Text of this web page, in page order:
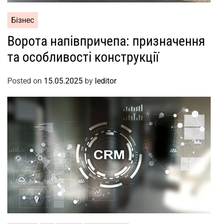
Бізнес
Ворота напівпричепа: призначення
та особливості конструкції
Posted on 15.05.2025 by leditor